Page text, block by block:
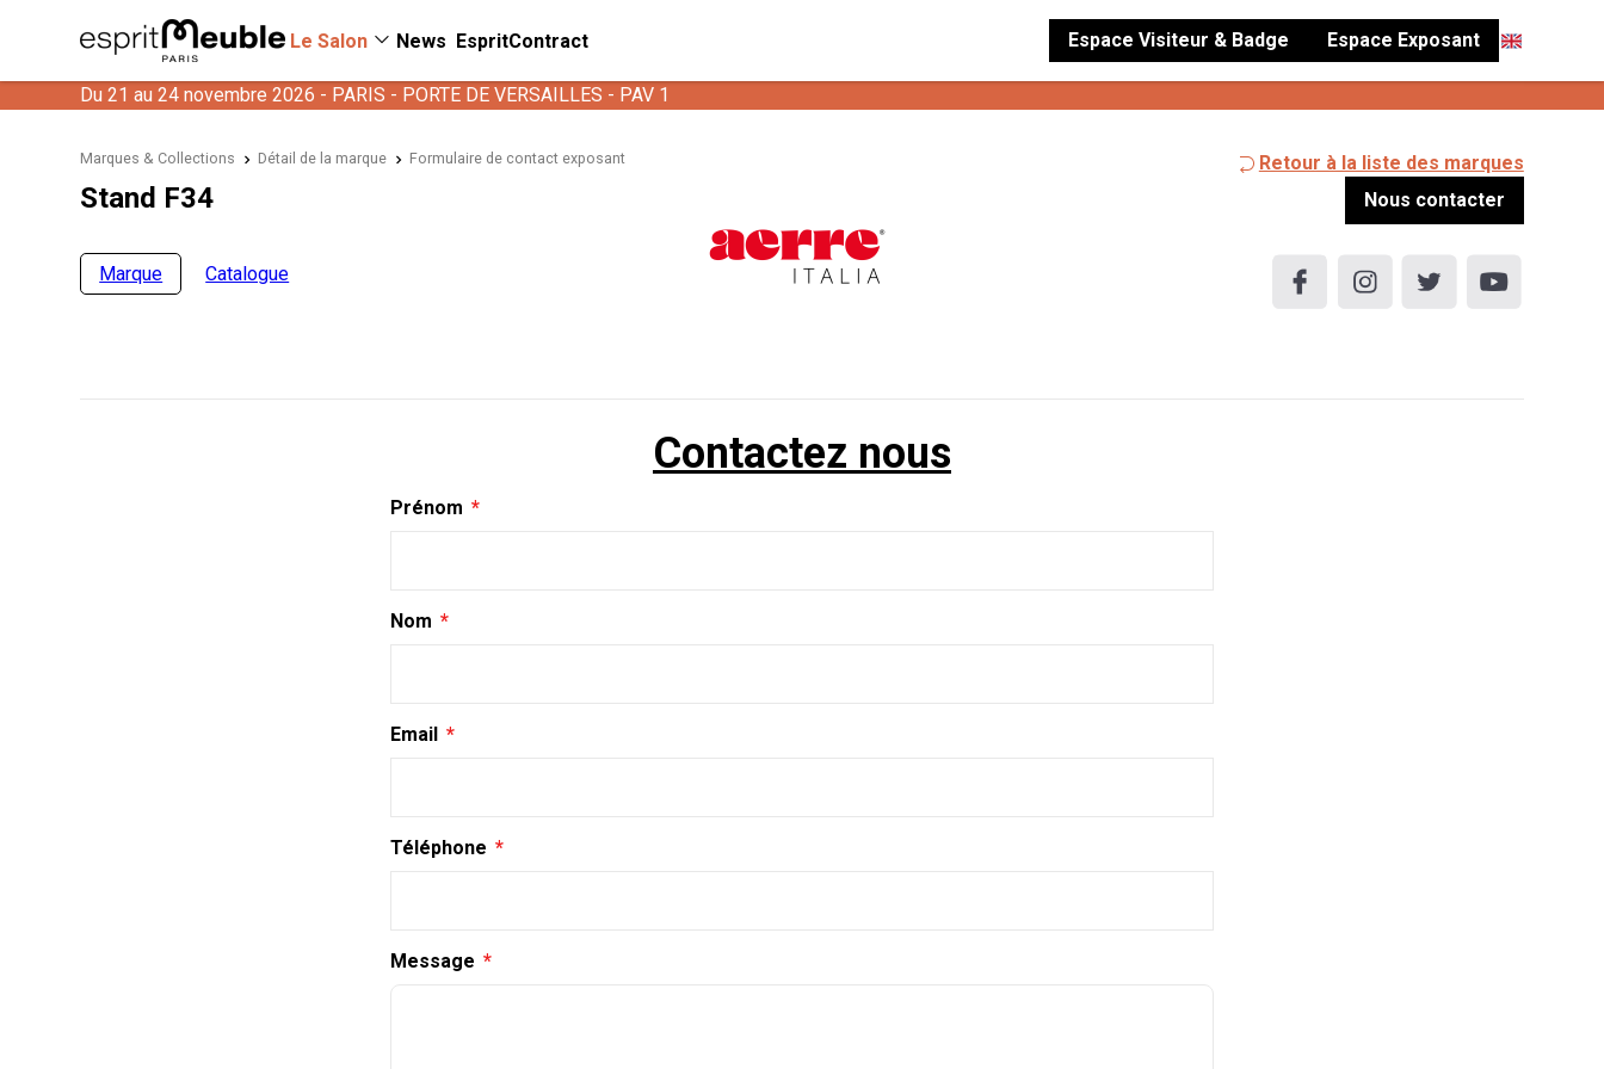
Le Salon News EspritContract Espace Exposant
Espace Visiteur & Badge
Du 21 au 24 novembre 2026 - PARIS - PORTE DE VERSAILLES - PAV 1
Marques & Collections Détail de la marque Formulaire de contact exposant Retour à la liste des marques
Stand F34
Marque Catalogue
Nous contacter
Contactez nous
Prénom
Nom
Email
Téléphone
Message